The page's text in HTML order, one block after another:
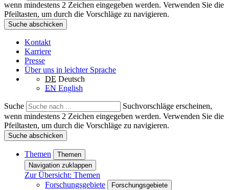
wenn mindestens 2 Zeichen eingegeben werden. Verwenden Sie die
Pfeiltasten, um durch die Vorschläge zu navigieren.
Suche abschicken
Kontakt
Karriere
Presse
Über uns in leichter Sprache
DE Deutsch
EN English
Suche
Suchvorschläge erscheinen,
wenn mindestens 2 Zeichen eingegeben werden. Verwenden Sie die
Pfeiltasten, um durch die Vorschläge zu navigieren.
Suche abschicken
Themen
Themen
Navigation zuklappen
Zur Übersicht: Themen
Forschungsgebiete
Forschungsgebiete